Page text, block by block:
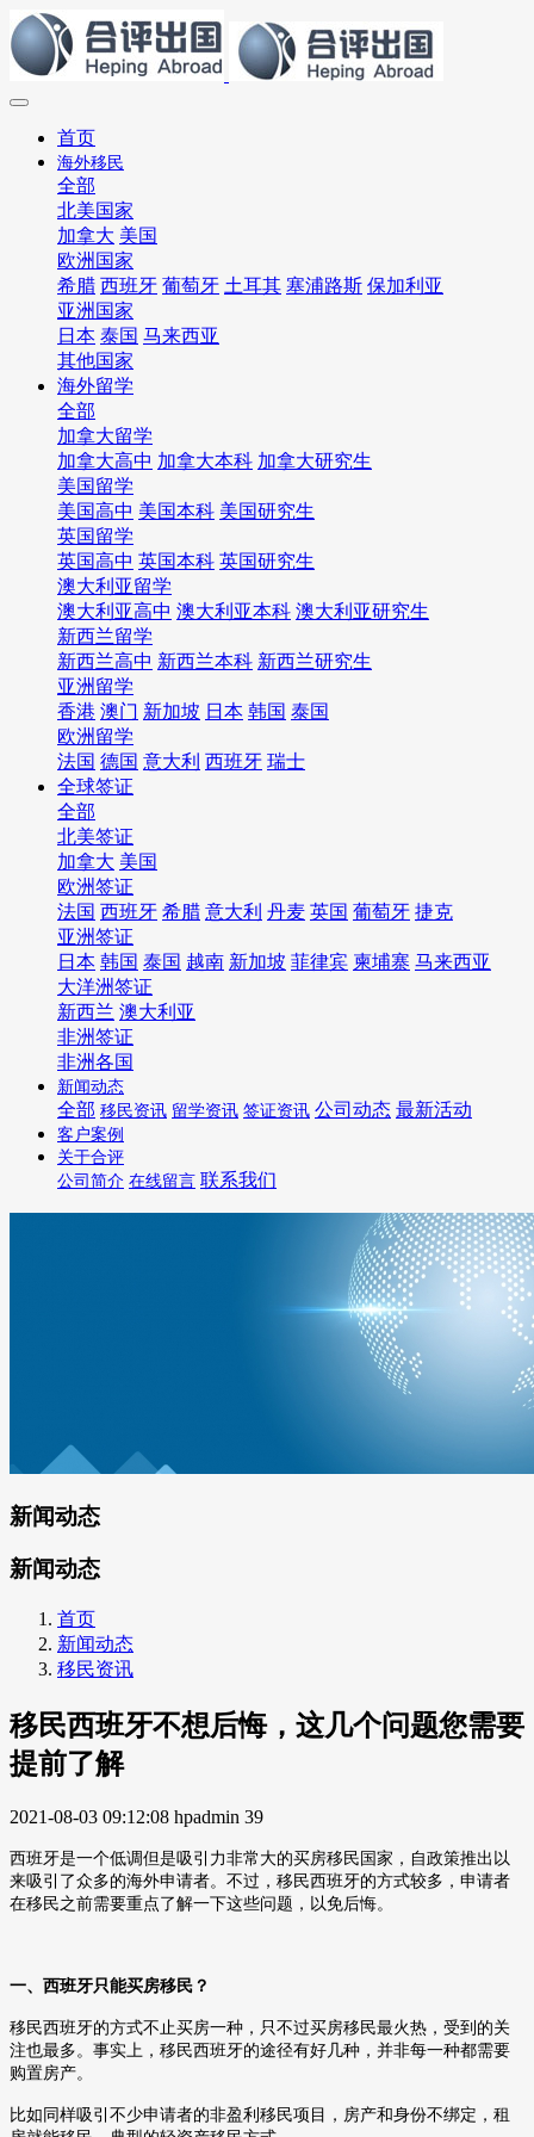
首页
海外移民
全部
北美国家
加拿大 美国
欧洲国家
希腊 西班牙 葡萄牙 土耳其 塞浦路斯 保加利亚
亚洲国家
日本 泰国 马来西亚
其他国家
海外留学
全部
加拿大留学
加拿大高中 加拿大本科 加拿大研究生
美国留学
美国高中 美国本科 美国研究生
英国留学
英国高中 英国本科 英国研究生
澳大利亚留学
澳大利亚高中 澳大利亚本科 澳大利亚研究生
新西兰留学
新西兰高中 新西兰本科 新西兰研究生
亚洲留学
香港 澳门 新加坡 日本 韩国 泰国
欧洲留学
法国 德国 意大利 西班牙 瑞士
全球签证
全部
北美签证
加拿大 美国
欧洲签证
法国 西班牙 希腊 意大利 丹麦 英国 葡萄牙 捷克
亚洲签证
日本 韩国 泰国 越南 新加坡 菲律宾 柬埔寨 马来西亚
大洋洲签证
新西兰 澳大利亚
非洲签证
非洲各国
新闻动态
全部 移民资讯 留学资讯 签证资讯 公司动态 最新活动
客户案例
关于合评
公司简介 在线留言 联系我们
新闻动态
新闻动态
首页
新闻动态
移民资讯
移民西班牙不想后悔，这几个问题您需要
提前了解
2021-08-03 09:12:08 hpadmin 39
西班牙是一个低调但是吸引力非常大的买房移民国家，自政策推出以
来吸引了众多的海外申请者。不过，移民西班牙的方式较多，申请者
在移民之前需要重点了解一下这些问题，以免后悔。
一、西班牙只能买房移民？
移民西班牙的方式不止买房一种，只不过买房移民最火热，受到的关
注也最多。事实上，移民西班牙的途径有好几种，并非每一种都需要
购置房产。
比如同样吸引不少申请者的非盈利移民项目，房产和身份不绑定，租